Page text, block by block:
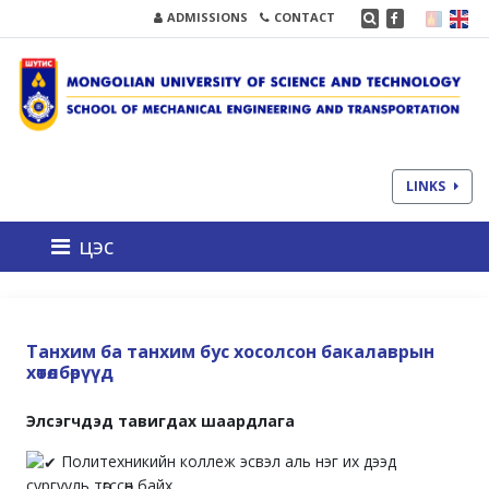
ADMISSIONS CONTACT
LINKS
цэс
Танхим ба танхим бус хосолсон бакалаврын
хөтөлбөрүүд
Элсэгчдэд тавигдах шаардлага
Политехникийн коллеж эсвэл аль нэг их дээд